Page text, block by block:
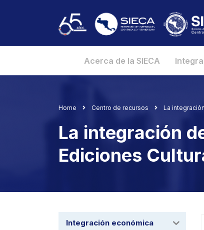
Acerca de la SIECA
Home Centro de recursos La
La integración
Ediciones
Integración económica